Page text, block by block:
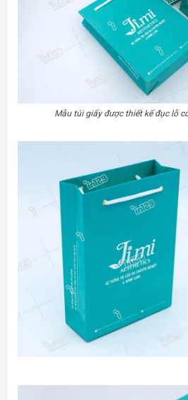
Mẫu túi giấy được thiết kế đục lỗ